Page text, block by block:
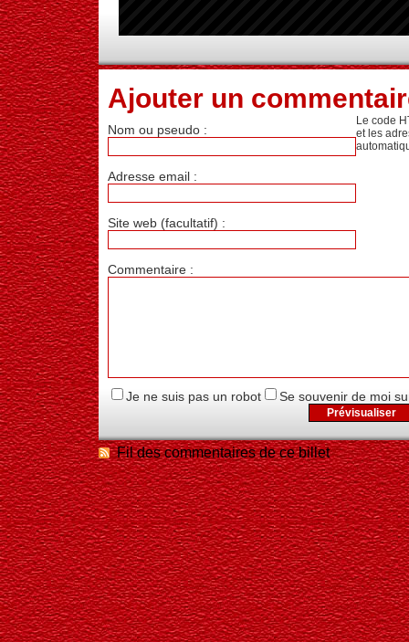
Ajouter un
Nom ou pseudo :
Adresse email :
Site web (facultatif) :
Commentaire :
Le code
et les
Je ne suis pas un robot Se souvenir de moi
Fil des commentaires de ce billet